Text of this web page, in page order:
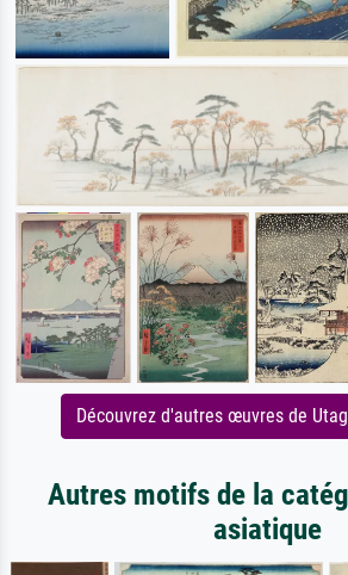
Découvrez d'autres œuvres de
Autres motifs de la
asiatique